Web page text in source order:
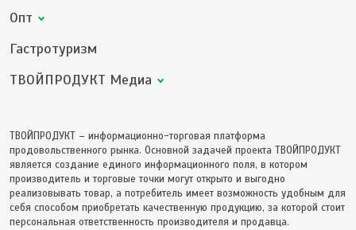
Опт
Гастротуризм
ТВОЙПРОДУКТ Медиа
ТВОЙПРОДУКТ – информационно-торговая платформа
продовольственного рынка. Основной задачей проекта ТВОЙПРОДУКТ
является создание единого информационного поля, в котором
производитель и торговые точки могут открыто и выгодно
реализовывать товар, а потребитель имеет возможность удобным для
себя способом приобретать качественную продукцию, за которой стоит
персональная ответственность производителя и продавца.